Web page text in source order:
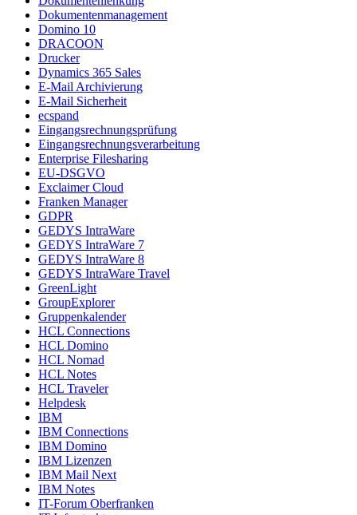
Dokumentenmanagement
Domino 10
DRACOON
Drucker
Dynamics 365 Sales
E-Mail Archivierung
E-Mail Sicherheit
ecspand
Eingangsrechnungsprüfung
Eingangsrechnungsverarbeitung
Enterprise Filesharing
EU-DSGVO
Exclaimer Cloud
Franken Manager
GDPR
GEDYS IntraWare
GEDYS IntraWare 7
GEDYS IntraWare 8
GEDYS IntraWare Travel
GreenLight
GroupExplorer
Gruppenkalender
HCL Connections
HCL Domino
HCL Nomad
HCL Notes
HCL Traveler
Helpdesk
IBM
IBM Connections
IBM Domino
IBM Lizenzen
IBM Mail Next
IBM Notes
IT-Forum Oberfranken